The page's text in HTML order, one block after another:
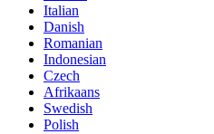
Italian
Danish
Romanian
Indonesian
Czech
Afrikaans
Swedish
Polish